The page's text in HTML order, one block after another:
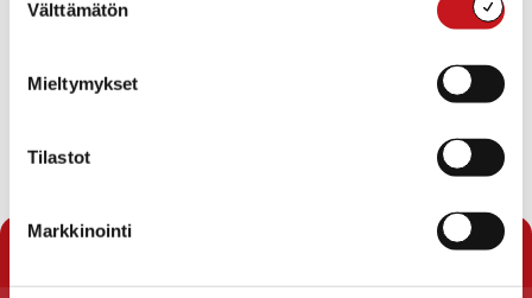
valinta
Välttämätön
Mieltymykset
Tilastot
Markkinointi